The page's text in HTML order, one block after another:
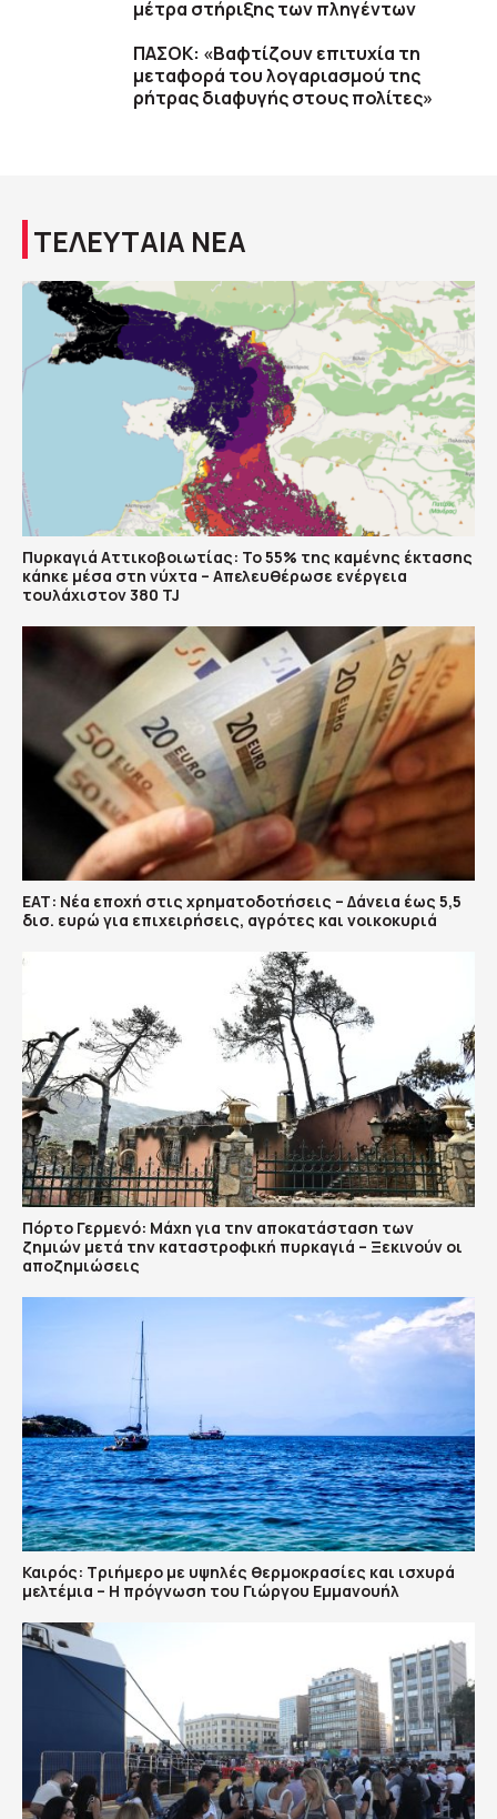
μέτρα στήριξης των πληγέντων
ΠΑΣΟΚ: «Βαφτίζουν επιτυχία τη
μεταφορά του λογαριασμού της
ρήτρας διαφυγής στους πολίτες»
ΤΕΛΕΥΤΑΙΑ ΝΕΑ
Πυρκαγιά Αττικοβοιωτίας: Το 55% της καμένης έκτασης
κάηκε μέσα στη νύχτα – Απελευθέρωσε ενέργεια
τουλάχιστον 380 TJ
ΕΑΤ: Νέα εποχή στις χρηματοδοτήσεις – Δάνεια έως 5,5
δισ. ευρώ για επιχειρήσεις, αγρότες και νοικοκυριά
Πόρτο Γερμενό: Μάχη για την αποκατάσταση των
ζημιών μετά την καταστροφική πυρκαγιά – Ξεκινούν οι
αποζημιώσεις
Καιρός: Τριήμερο με υψηλές θερμοκρασίες και ισχυρά
μελτέμια – Η πρόγνωση του Γιώργου Εμμανουήλ